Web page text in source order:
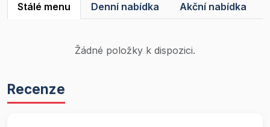
Stálé menu Denní nabídka Akční nabídka
Žádné položky k dispozici.
Recenze